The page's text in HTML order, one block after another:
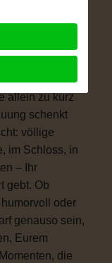
Hochzeit, die
kirchliche
Vielleicht ist
allein zu kurz
schenkt
völlige
im Schloss, in
– Ihr
gebt. Ob
oder
genauso sein,
Eurem
die